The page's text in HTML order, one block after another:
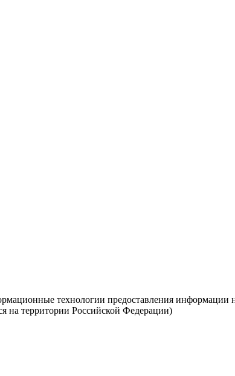
технологии предоставления информации
на территории Российской Федерации)